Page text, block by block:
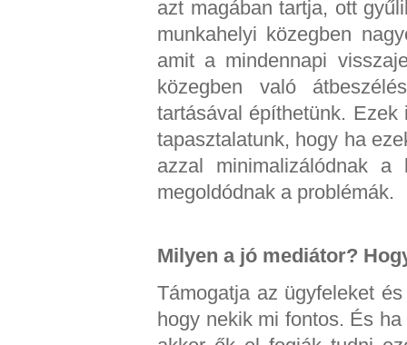
azt magában tartja, ott
munkahelyi közegben
amit a mindennapi
közegben való
tartásával építhetünk.
tapasztalatunk, hogy ha
azzal minimalizálódnak a
megoldódnak a problémák.
Milyen a jó mediátor?
Támogatja az ügyfeleket
hogy nekik mi fontos. És